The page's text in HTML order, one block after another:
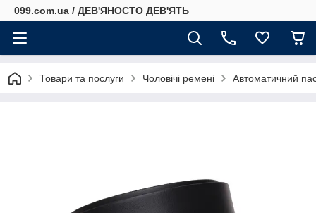
099.com.ua / ДЕВ'ЯНОСТО ДЕВ'ЯТЬ
Товари та послуги Чоловічі ремені Автоматичний